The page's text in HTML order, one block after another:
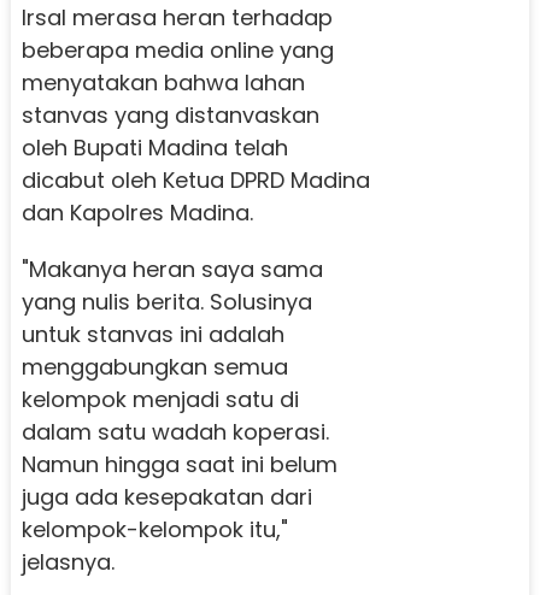
Irsal merasa heran terhadap
beberapa media online yang
menyatakan bahwa lahan
stanvas yang distanvaskan
oleh Bupati Madina telah
dicabut oleh Ketua DPRD Madina
dan Kapolres Madina.
"Makanya heran saya sama
yang nulis berita. Solusinya
untuk stanvas ini adalah
menggabungkan semua
kelompok menjadi satu di
dalam satu wadah koperasi.
Namun hingga saat ini belum
juga ada kesepakatan dari
kelompok-kelompok itu,"
jelasnya.